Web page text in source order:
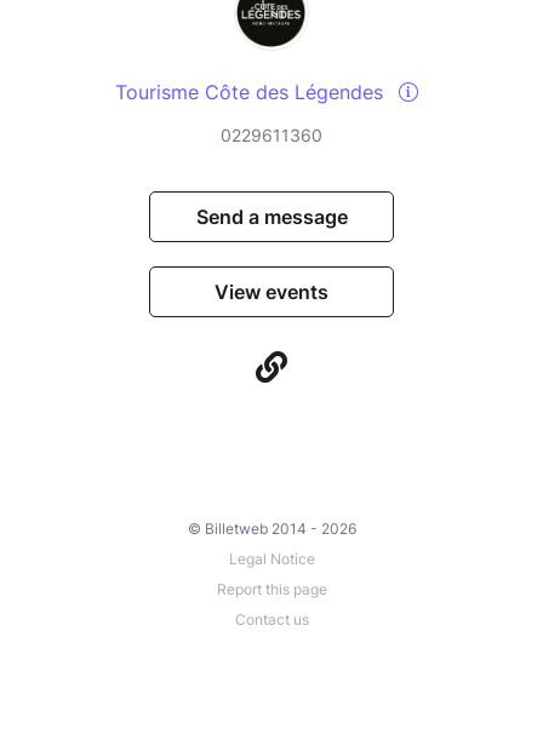
Tourisme Côte des Légendes
0229611360
Send a message
View events
© Billetweb 2014 - 2026
Legal Notice
Report this page
Contact us